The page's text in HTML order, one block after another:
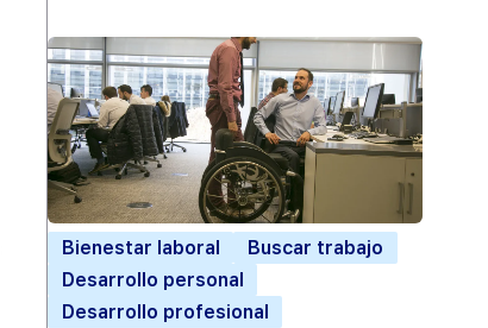
Bienestar laboral
Buscar trabajo
Desarrollo personal
Desarrollo profesional